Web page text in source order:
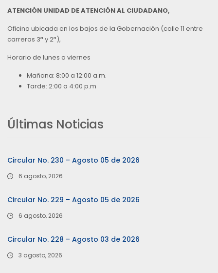
ATENCIÓN UNIDAD DE ATENCIÓN AL CIUDADANO,
Oficina ubicada en los bajos de la Gobernación (calle 11 entre
carreras 3ª y 2ª),
Horario de lunes a viernes
Mañana: 8:00 a 12:00 a.m.
Tarde: 2:00 a 4:00 p.m
Últimas Noticias
Circular No. 230 – Agosto 05 de 2026
6 agosto, 2026
Circular No. 229 – Agosto 05 de 2026
6 agosto, 2026
Circular No. 228 – Agosto 03 de 2026
3 agosto, 2026